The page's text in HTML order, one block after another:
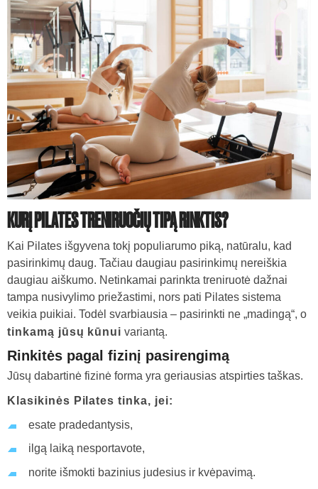
KURĮ PILATES TRENIRUOČIŲ TIPĄ RINKTIS?
Kai Pilates išgyvena tokį populiarumo piką, natūralu, kad
pasirinkimų daug. Tačiau daugiau pasirinkimų nereiškia
daugiau aiškumo. Netinkamai parinkta treniruotė dažnai
tampa nusivylimo priežastimi, nors pati Pilates sistema
veikia puikiai. Todėl svarbiausia – pasirinkti ne „madingą“, o
tinkamą jūsų kūnui variantą.
Rinkitės pagal fizinį pasirengimą
Jūsų dabartinė fizinė forma yra geriausias atspirties taškas.
Klasikinės Pilates tinka, jei:
esate pradedantysis,
ilgą laiką nesportavote,
norite išmokti bazinius judesius ir kvėpavimą.